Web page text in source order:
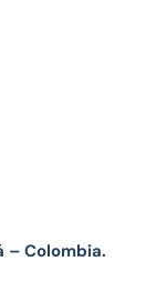
– Colombia.